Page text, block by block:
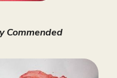
Commended